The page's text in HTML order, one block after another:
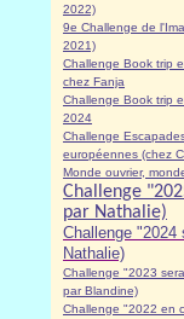
2022)
9e Challenge de
2021)
Challenge Book trip
chez Fanja
Challenge Book trip
2024
Challenge
européennes (chez
Monde ouvrier,
Challenge
par Nathalie)
Challenge "2024
Nathalie)
Challenge "2023
par Blandine)
Challenge "2022 en